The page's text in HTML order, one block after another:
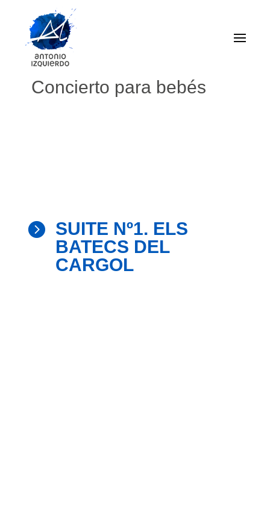
Concierto para bebés

SUITE Nº1. ELS
BATECS DEL
CARGOL